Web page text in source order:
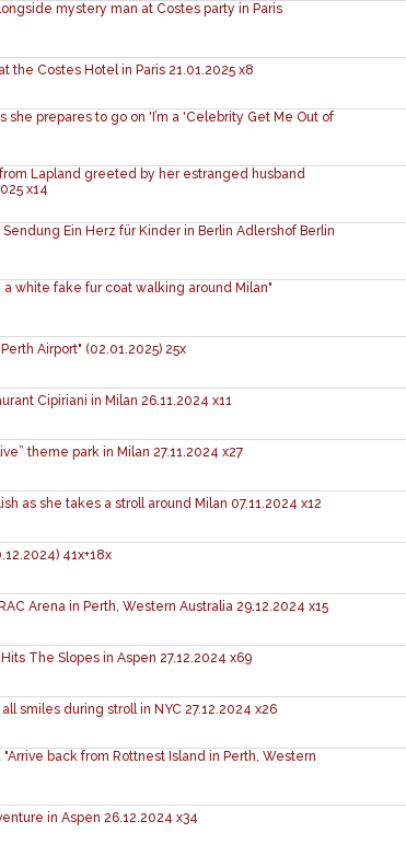
mystery man at Costes party in Paris
the Costes Hotel in Paris 21.01.2025 x8
she prepares to go on 'I’m a 'Celebrity Get Me Out of
Lapland greeted by her estranged husband
x14
Ein Herz für Kinder in Berlin Adlershof Berlin
white fake fur coat walking around Milan"
Airport" (02.01.2025) 25x
Cipiriani in Milan 26.11.2024 x11
theme park in Milan 27.11.2024 x27
as she takes a stroll around Milan 07.11.2024 x12
41x+18x
Arena in Perth, Western Australia 29.12.2024 x15
The Slopes in Aspen 27.12.2024 x69
smiles during stroll in NYC 27.12.2024 x26
back from Rottnest Island in Perth, Western
in Aspen 26.12.2024 x34